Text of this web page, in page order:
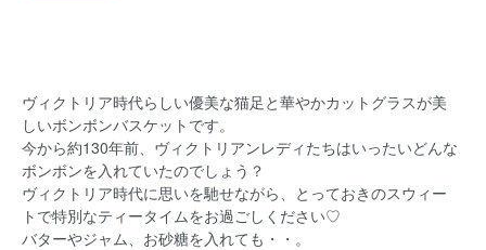
ヴィクトリア時代らしい優美な猫足と華やかカットグラスが美
しいボンボンバスケットです。
今から約130年前、ヴィクトリアンレディたちはいったいどんな
ボンボンを入れていたのでしょう？
ヴィクトリア時代に思いを馳せながら、とっておきのスウィー
トで特別なティータイムをお過ごしください♡
バターやジャム、お砂糖を入れても・・。